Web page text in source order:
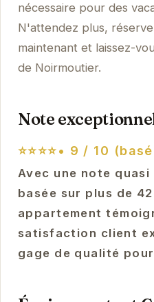
nécessaire pour des
N'attendez plus,
maintenant et laissez-
de Noirmoutier.
Note
⭐⭐⭐⭐• 9 / 10
Avec une note
basée sur plus de
appartement
satisfaction client
gage de qualité